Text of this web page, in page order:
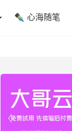
✒️ 心海随笔
